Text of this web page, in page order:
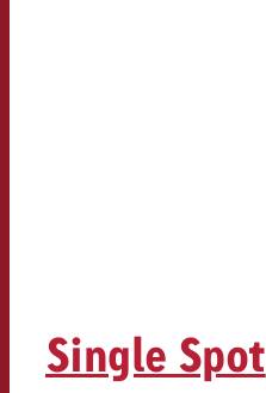
Single Spot